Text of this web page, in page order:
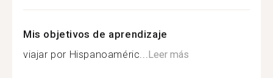
Mis objetivos de aprendizaje
viajar por Hispanoaméric...Leer más